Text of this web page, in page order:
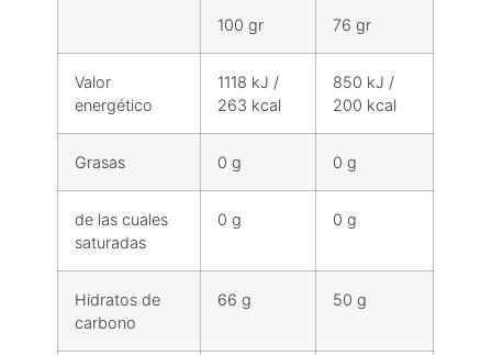
100 gr 76 gr
Valor
energético
1118 kJ /
263 kcal
850 kJ /
200 kcal
Grasas 0 g 0 g
de las cuales
saturadas
0 g 0 g
Hidratos de
carbono
66 g 50 g